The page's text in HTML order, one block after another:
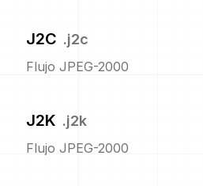
J2C .j2c
Flujo JPEG-2000
J2K .j2k
Flujo JPEG-2000